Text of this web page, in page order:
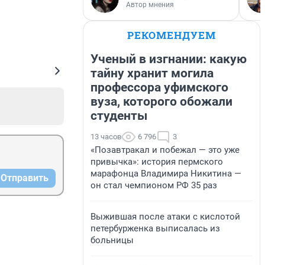
Отправить
Автор мнения
РЕКОМЕНДУЕМ
Ученый в изгнании: какую
тайну хранит могила
профессора уфимского
вуза, которого обожали
студенты
13 часов 6 796 3
«Позавтракал и побежал — это уже
привычка»: история пермского
марафонца Владимира Никитина —
он стал чемпионом РФ 35 раз
Выжившая после атаки с кислотой
петербурженка выписалась из
больницы